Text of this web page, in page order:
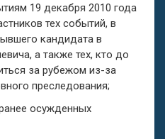
19 декабря 2010 года
тех событий, в
кандидата в
а также тех, кто до
за рубежом из-за
преследования;
осужденных